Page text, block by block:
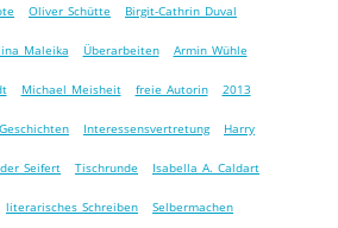
Oliver Schütte Birgit-Cathrin Duval
Maleika Überarbeiten Armin Wühle
Michael Meisheit freie Autorin 2013
Geschichten Interessensvertretung Harry
Seifert Tischrunde Isabella A. Caldart
literarisches Schreiben Selbermachen